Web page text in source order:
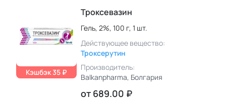
Кэшбэк 35 ₽
Троксевазин
Гель, 2%, 100 г, 1 шт.
Действующее вещество:
Троксерутин
Производитель:
Balkanpharma, Болгария
от 689.00 ₽